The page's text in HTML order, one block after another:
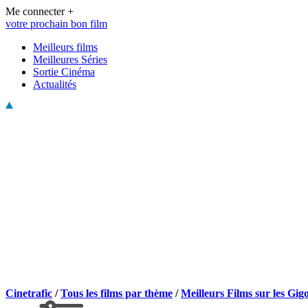
Me connecter +
votre prochain bon film
Meilleurs films
Meilleures Séries
Sortie Cinéma
Actualités
Cinetrafic /Tous les films par thème /Meilleurs Films sur les